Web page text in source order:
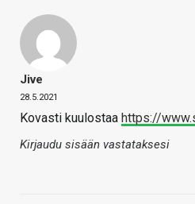
Jive
28.5.2021
Kovasti kuulostaa https://
Kirjaudu sisään vastataksesi